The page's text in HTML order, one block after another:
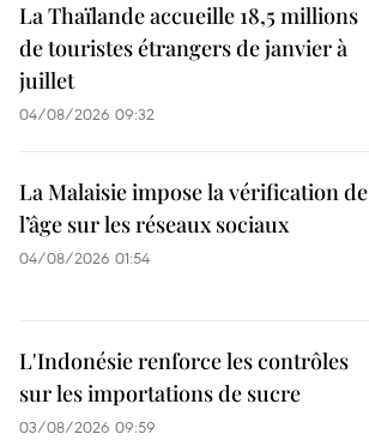
La Thaïlande accueille 18,5 millions
de touristes étrangers de janvier à
juillet
04/08/2026 09:32
La Malaisie impose la vérification de
l’âge sur les réseaux sociaux
04/08/2026 01:54
L'Indonésie renforce les contrôles
sur les importations de sucre
03/08/2026 09:59